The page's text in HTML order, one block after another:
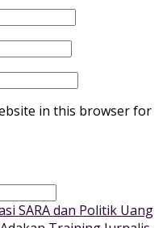
in this browser for
SARA dan Politik Uang